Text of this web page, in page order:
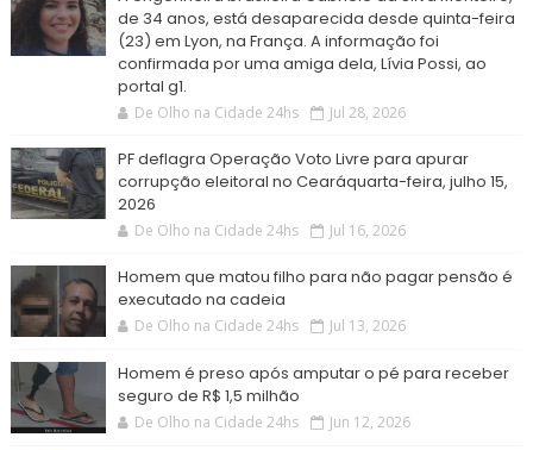
de 34 anos, está desaparecida desde quinta-feira
(23) em Lyon, na França. A informação foi
confirmada por uma amiga dela, Lívia Possi, ao
portal g1.
De Olho na Cidade 24hs Jul 28, 2026
PF deflagra Operação Voto Livre para apurar
corrupção eleitoral no Cearáquarta-feira, julho 15,
2026
De Olho na Cidade 24hs Jul 16, 2026
Homem que matou filho para não pagar pensão é
executado na cadeia
De Olho na Cidade 24hs Jul 13, 2026
Homem é preso após amputar o pé para receber
seguro de R$ 1,5 milhão
De Olho na Cidade 24hs Jun 12, 2026